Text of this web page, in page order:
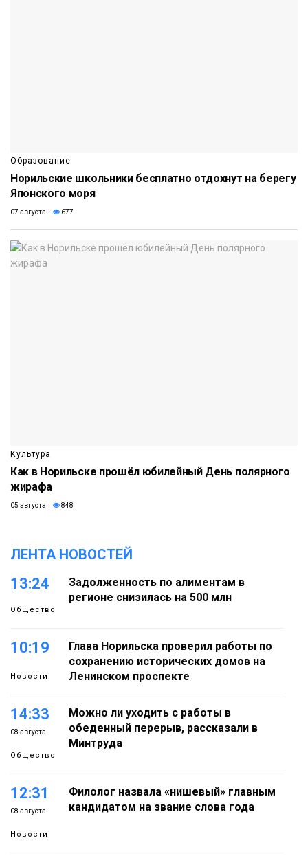
Образование
Норильские школьники бесплатно отдохнут на берегу
Японского моря
07 августа 677
Культура
Как в Норильске прошёл юбилейный День полярного
жирафа
05 августа 848
ЛЕНТА НОВОСТЕЙ
13:24
Общество
Задолженность по алиментам в
регионе снизилась на 500 млн
10:19
Новости
Глава Норильска проверил работы по
сохранению исторических домов на
Ленинском проспекте
14:33
08 августа
Общество
Можно ли уходить с работы в
обеденный перерыв, рассказали в
Минтруда
12:31
08 августа
Новости
Филолог назвала «нишевый» главным
кандидатом на звание слова года